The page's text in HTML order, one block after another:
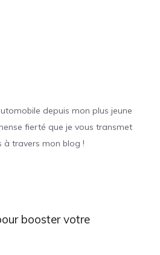
depuis mon plus jeune
fierté que je vous transmet
à travers mon blog !
booster votre